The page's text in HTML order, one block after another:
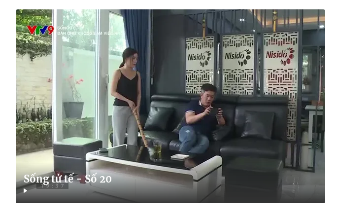
Sống tử tế - Số 20